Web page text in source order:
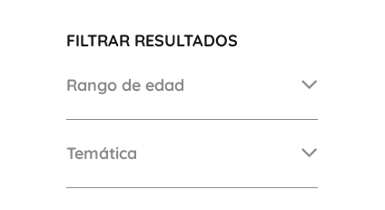
FILTRAR RESULTADOS
Rango de edad
Temática
Tecnología
Vida Sana